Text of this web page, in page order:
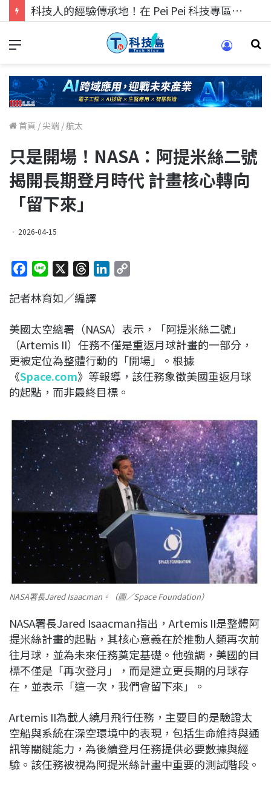
科技人找工作，就到TECH+ 科技專區!
首頁 /尖端 /航太
只是開場！NASA：阿提米絲二號
揭開長期登月時代 計畫核心轉向
「留下來」
2026-04-15
c
b
o
o
k
n
r
a
d
s
e
d
I
n
L
i
n
k
記者林育如／編譯
美國太空總署（NASA）表示，「阿提米絲二號」
（Artemis II）任務不僅是重返月球計畫的一部分，
更被定位為整體行動的「開場」。根據
《Space.com》等報導，該任務象徵美國重返月球
的起點，而非最終目標。
NASA署長Jared Isaacman。（圖／Space Foundation）
NASA署長Jared Isaacman指出，Artemis II是整體阿
提米絲計畫的起點，其核心意義在於推動人類再次前
往月球，並為未來任務奠定基礎。他強調，美國的目
標不僅是「再次登月」，而是建立更長期的月球存
在，並表示「這一次，我們會留下來」。
Artemis II為載人繞月飛行任務，主要目的是驗證太
空船與系統在深空環境中的表現，包括生命維持與通
訊等關鍵能力，為後續登月任務提供必要數據與經
驗。該任務被視為阿提米絲計畫中重要的測試階段。